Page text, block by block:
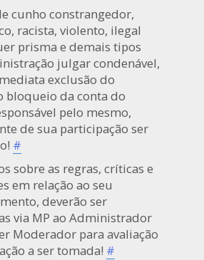
cunho constrangedor,
racista, violento, ilegal
prisma e demais tipos
julgar condenável,
exclusão do
bloqueio da conta do
pelo mesmo,
de sua participação ser
#
sobre as regras, críticas e
em relação ao seu
deverão ser
via MP ao Administrador
Moderador para avaliação
a ser tomada! #